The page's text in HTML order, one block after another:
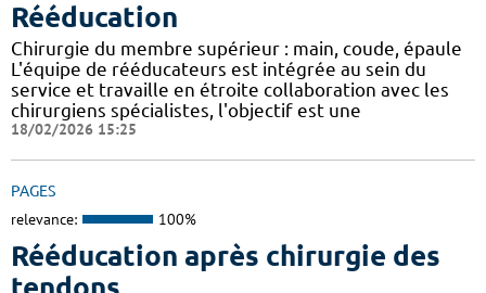
Rééducation
Chirurgie du membre supérieur : main, coude, épaule
L'équipe de rééducateurs est intégrée au sein du
service et travaille en étroite collaboration avec les
chirurgiens spécialistes, l'objectif est une
18/02/2026 15:25
PAGES
relevance: 100%
Rééducation après chirurgie des